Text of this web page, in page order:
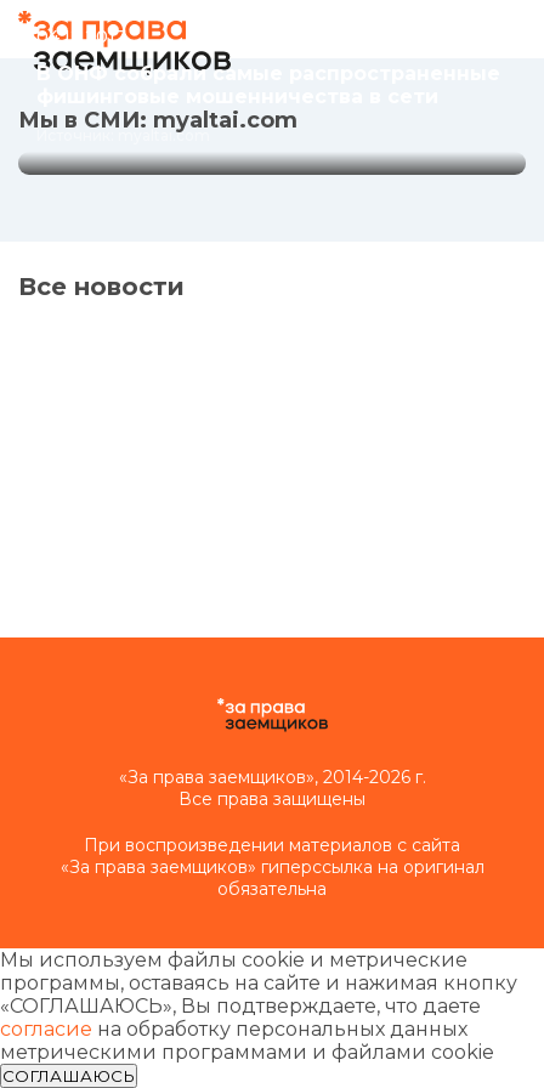
Мы в СМИ: myaltai.com
Источник: myaltai.com
04.12.2017
В ОНФ собрали самые распространенные
Источник: myaltai.com
Все новости
«За права заемщиков», 2014-2026 г.
Все права защищены
При воспроизведении материалов с сайта
«За права заемщиков» гиперссылка на оригинал
обязательна
Мы используем файлы cookie и метрические
программы, оставаясь на сайте и нажимая кнопку
«СОГЛАШАЮСЬ», Вы подтверждаете, что даете
согласие на обработку персональных данных
метрическими программами и файлами cookie
СОГЛАШАЮСЬ